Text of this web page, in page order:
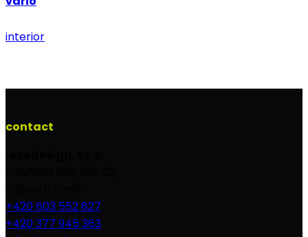
interior
contact
+420 603 552 827
+420 377 945 363